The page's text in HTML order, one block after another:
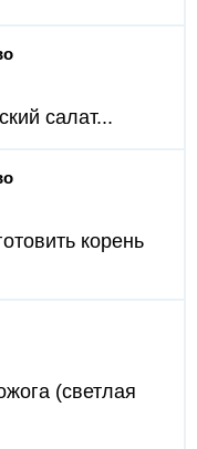
салат...
корень
(светлая